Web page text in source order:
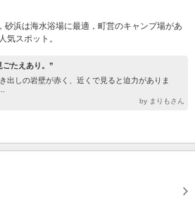
砂浜は海水浴場に最適，町営のキャンプ場があ
気スポット。
ごたえあり。”
出しの岩壁が赤く、近くで見ると迫力がありま
by まりもさん